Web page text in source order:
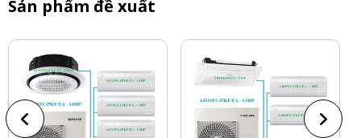
Sản phẩm đề xuất